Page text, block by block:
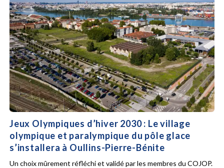
Jeux Olympiques d’hiver 2030 : Le village
olympique et paralympique du pôle glace
s’installera à Oullins-Pierre-Bénite
Un choix mûrement réfléchi et validé par les membres du COJOP.